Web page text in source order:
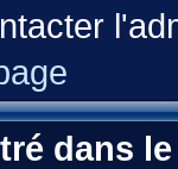
dans